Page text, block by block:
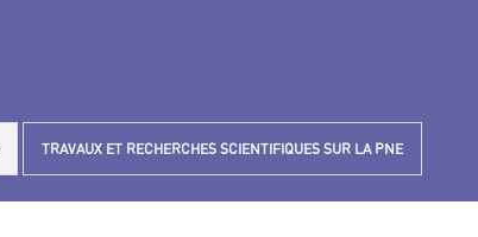
TRAVAUX ET RECHERCHES SCIENTIFIQUES SUR LA PNE